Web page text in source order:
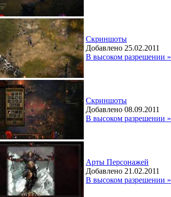
Скриншоты
Добавлено 25.02.2011
В высоком разрешении »
Скриншоты
Добавлено 08.09.2011
В высоком разрешении »
Арты Персонажей
Добавлено 21.02.2011
В высоком разрешении »